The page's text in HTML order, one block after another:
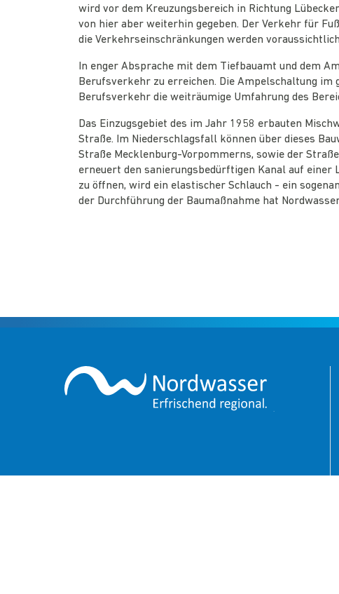
wird vor dem Kreuzungsbereich in Richtung
von hier aber weiterhin gegeben. Der Verkehr für
die Verkehrseinschränkungen werden
In enger Absprache mit dem Tiefbauamt und dem
Berufsverkehr zu erreichen. Die Ampelschaltung
Berufsverkehr die weiträumige Umfahrung des
Das Einzugsgebiet des im Jahr 1958 erbauten
Straße. Im Niederschlagsfall können über dieses
Straße Mecklenburg-Vorpommerns, sowie der
erneuert den sanierungsbedürftigen Kanal auf einer
zu öffnen, wird ein elastischer Schlauch - ein
der Durchführung der Baumaßnahme hat